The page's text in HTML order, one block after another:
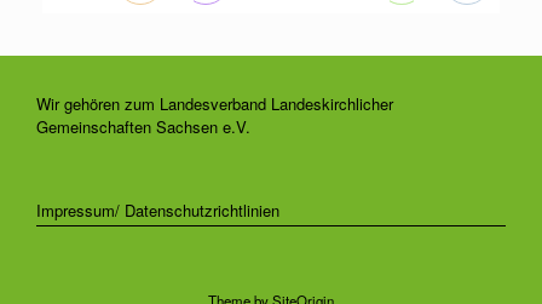
Wir gehören zum Landesverband Landeskirchlicher
Gemeinschaften Sachsen e.V.
Impressum/ Datenschutzrichtlinien